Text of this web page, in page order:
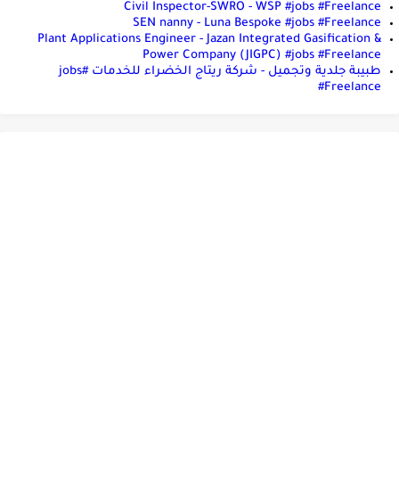
Civil Inspector-SWRO - WSP #jobs #Freelance
SEN nanny - Luna Bespoke #jobs #Freelance
Plant Applications Engineer - Jazan Integrated Gasification &
Power Company (JIGPC) #jobs #Freelance
طبيبة جلدية وتجميل - شركة ريتاج الخضراء للخدمات #jobs
#Freelance